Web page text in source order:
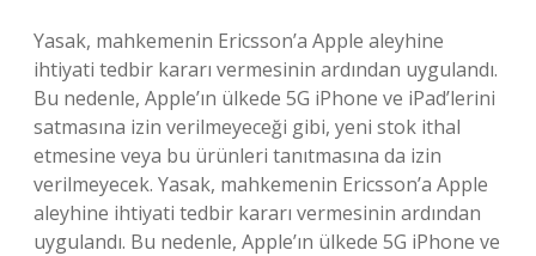
Yasak, mahkemenin Ericsson’a Apple aleyhine
ihtiyati tedbir kararı vermesinin ardından uygulandı.
Bu nedenle, Apple’ın ülkede 5G iPhone ve iPad’lerini
satmasına izin verilmeyeceği gibi, yeni stok ithal
etmesine veya bu ürünleri tanıtmasına da izin
verilmeyecek. Yasak, mahkemenin Ericsson’a Apple
aleyhine ihtiyati tedbir kararı vermesinin ardından
uygulandı. Bu nedenle, Apple’ın ülkede 5G iPhone ve